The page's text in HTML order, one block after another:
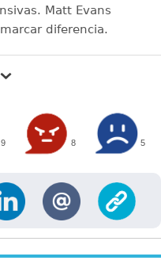
Matt Evans
diferencia.
9 8 5